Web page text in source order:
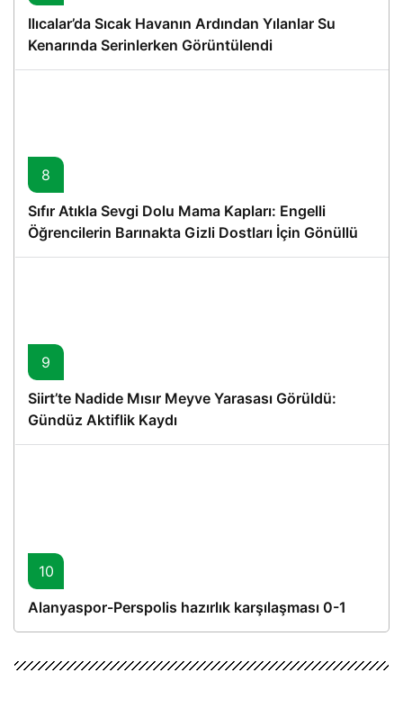
Ilıcalar’da Sıcak Havanın Ardından Yılanlar Su
Kenarında Serinlerken Görüntülendi
8
Sıfır Atıkla Sevgi Dolu Mama Kapları: Engelli
Öğrencilerin Barınakta Gizli Dostları İçin Gönüllü
Proje
9
Siirt’te Nadide Mısır Meyve Yarasası Görüldü:
Gündüz Aktiflik Kaydı
10
Alanyaspor-Perspolis hazırlık karşılaşması 0-1